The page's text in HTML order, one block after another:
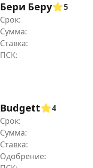
Бери Беру
5
Срок:
Сумма:
Ставка:
Budgett
4
Срок:
Сумма:
Ставка:
Одобрение: